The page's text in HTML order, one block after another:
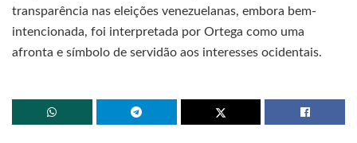
transparência nas eleições venezuelanas, embora bem-
intencionada, foi interpretada por Ortega como uma
afronta e símbolo de servidão aos interesses ocidentais.